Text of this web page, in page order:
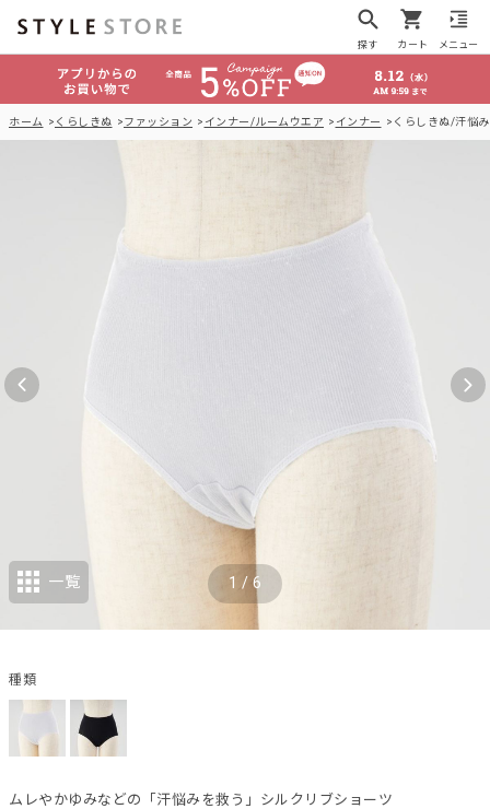
探す カート メニュー
ホーム くらしきぬ ファッション インナー/ルームウエア インナー くらしきぬ/汗悩
ムレやかゆみなどの「汗悩みを救う」シルクリブショーツ
1 / 6
一覧
種類